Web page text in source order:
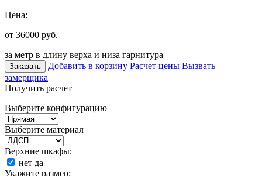
Цена:
от 36000 руб.
за метр в длину верха и низа гарнитура
Заказать Добавить в корзину Расчет цены Вызвать
замерщика
Получить расчет
Выберите конфигурацию
Выберите материал
Верхние шкафы:
нет да
Укажите размер: